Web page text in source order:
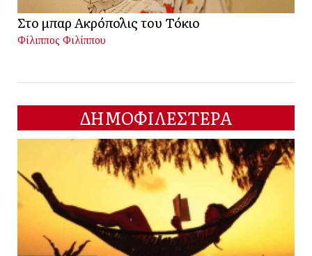
Στο μπαρ Ακρόπολις του Τόκιο
Φίλιππος Φιλίππου
ΔΗΜΟΦΙΛΕΣΤΕΡΑ